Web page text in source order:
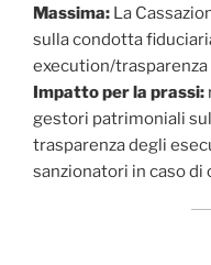
Massima: La
sulla condotta
execution/
Impatto per la prassi:
gestori patrimoniali
trasparenza degli
sanzionatori in caso